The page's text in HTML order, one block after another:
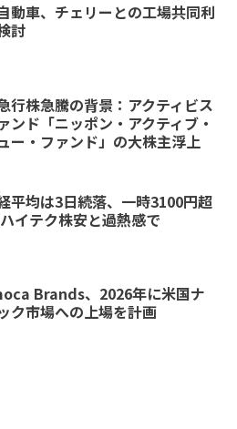
動車、チェリーとの工場共同利
討
行株急騰の背景：アクティビス
ンド「ニッポン・アクティブ・
ー・ファンド」の大株主浮上
経平均は3日続落、一時3100円超
イテク株安と過熱感で
Brands、2026年に米国ナ
ク市場への上場を計画